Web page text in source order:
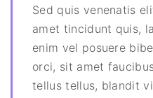
Sed quis venenatis
amet tincidunt quis,
enim vel posuere
orci, sit amet
tellus tellus, blandit